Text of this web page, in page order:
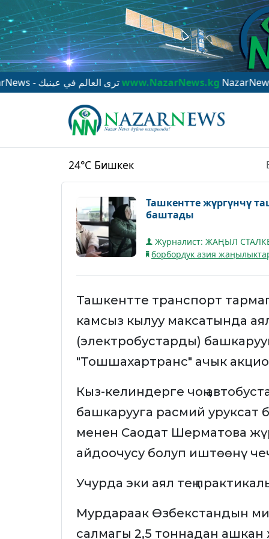
www.NazarNews.kgNazarNews - 你眼中的
24°C Бишкек
Ташкентте жүргүнчү
баштады
Журналист: ЖАҢЫЛ
борбордук азия
Ташкентте транспорт
камсыз кылуу максатында
(электробустарды)
"Тошшахартранс" ачык
Кыз-келиндерге чоң
башкарууга расмий уруксат
менен Саодат Шерматова
айдоочусу болуп иштөөнү
Учурда эки аял тең
Мурдараак Өзбекстандын
салмагы 2,5 тоннадан